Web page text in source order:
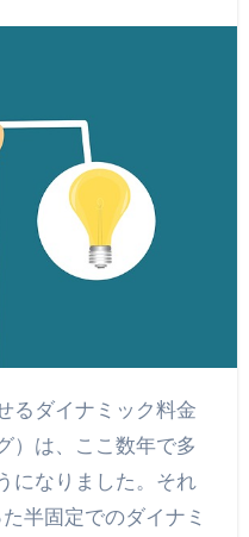
）は、ここ数年で多
になりました。それ
半固定でのダイナミ